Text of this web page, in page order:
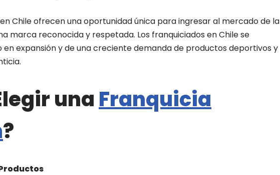
Chile ofrecen una oportunidad única para ingresar al mercado de la
marca reconocida y respetada. Los franquiciados en Chile se
expansión y de una creciente demanda de productos deportivos y
una Franquicia
?